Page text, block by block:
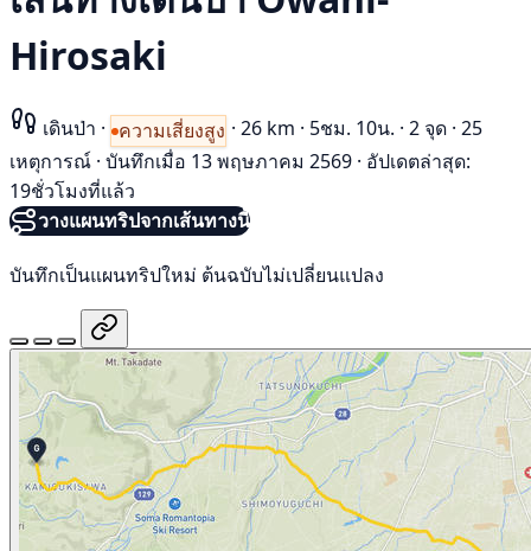
Hirosaki
เดินป่า · ความเสี่ยงสูง · 26 km · 5ชม. 10น. · 2 จุด · 25
เหตุการณ์ · บันทึกเมื่อ 13 พฤษภาคม 2569 · อัปเดตล่าสุด:
19ชั่วโมงที่แล้ว
วางแผนทริปจากเส้นทางนี้
บันทึกเป็นแผนทริปใหม่ ต้นฉบับไม่เปลี่ยนแปลง